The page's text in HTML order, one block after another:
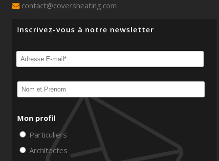
contact@coversheating.com
Inscrivez-vous à notre newsletter
Mon profil
Particuliers
Architectes